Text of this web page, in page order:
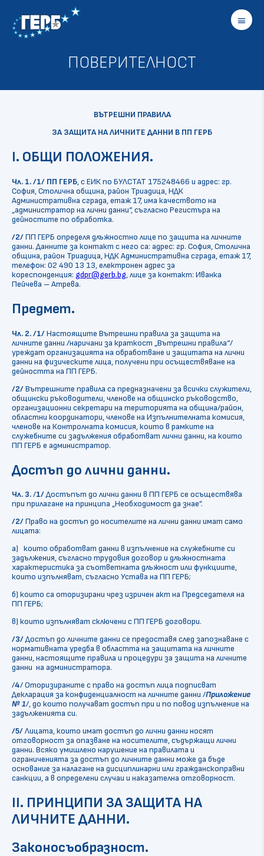
menu
ПОВЕРИТЕЛНОСТ
ВЪТРЕШНИ ПРАВИЛА
ЗА ЗАЩИТА НА ЛИЧНИТЕ ДАННИ В ПП ГЕРБ
I. ОБЩИ ПОЛОЖЕНИЯ.
Чл. 1./1/ ПП ГЕРБ, с ЕИК по БУЛСТАТ 175248466 и адрес: гр.
София, Столична община, район Триадица, НДК
Административна сграда, етаж 17, има качеството на
„администратор на лични данни“, съгласно Регистъра на
дейностите по обработка.
/2/ПП ГЕРБ определя длъжностно лице по защита на личните
данни. Данните за контакт с него са: адрес: гр. София, Столична
община, район Триадица, НДК Административна сграда, етаж 17,
телефон: 02 490 13 13, електронен адрес за
кореспонденция: gdpr@gerb.bg, лице за контакт: Иванка
Пейчева – Атрева.
Предмет.
Чл. 2. /1/Настоящите Вътрешни правила за защита на
личните данни /наричани за краткост „Вътрешни правила“/
уреждат организацията на обработване и защитата на лични
данни на физическите лица, получени при осъществяване на
дейността на ПП ГЕРБ.
/2/Вътрешните правила са предназначени за всички служители,
общински ръководители, членове на общинско ръководство,
организационни секретари на територията на община/район,
областни координатори, членове на Изпълнителната комисия,
членове на Контролната комисия, които в рамките на
служебните си задължения обработват лични данни, на които
ПП ГЕРБ е администратор.
Достъп до лични данни.
Чл. 3./1/Достъпът до лични данни в ПП ГЕРБ се осъществява
при прилагане на принципа „Необходимост да знае”.
/2/Право на достъп до носителите на лични данни имат само
лицата:
a) които обработват данни в изпълнение на служебните си
задължения, съгласно трудовия договор и длъжностната
характеристика за съответната длъжност или функциите,
които изпълняват, съгласно Устава на ПП ГЕРБ;
б) които са оторизирани чрез изричен акт на Председателя на
ПП ГЕРБ;
в) които изпълняват сключени с ПП ГЕРБ договори.
/3/Достъп до личните данни се предоставя след запознаване с
нормативната уредба в областта на защитата на личните
данни, настоящите правила и процедури за защита на личните
данни на администратора.
/4/ Оторизираните с право на достъп лица подписват
Декларация за конфиденциалност на личните данни /Приложение
№ 1/, до които получават достъп при и по повод изпълнение на
задълженията си.
/5/Лицата, които имат достъп до лични данни носят
отговорност за опазване на носителите, съдържащи лични
данни. Всяко умишлено нарушение на правилата и
ограниченията за достъп до личните данни може да бъде
основание за налагане на дисциплинарни или гражданскоправни
санкции, а в определени случаи и наказателна отговорност.
II. ПРИНЦИПИ ЗА ЗАЩИТА НА
ЛИЧНИТЕ ДАННИ.
Законосъобразност.